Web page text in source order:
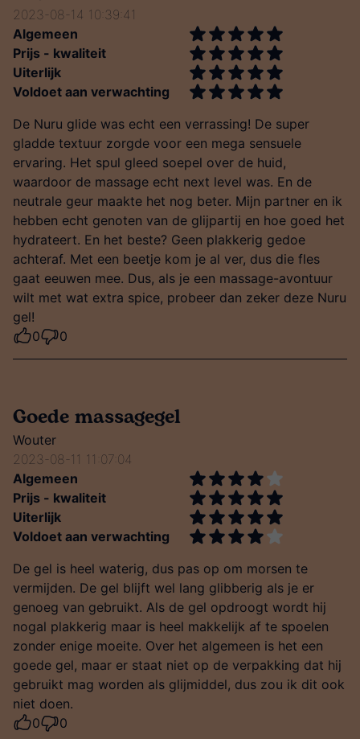
2023-08-14 10:39:41
Algemeen
Prijs - kwaliteit
Uiterlijk
Voldoet aan verwachting
De Nuru glide was echt een verrassing! De super
gladde textuur zorgde voor een mega sensuele
ervaring. Het spul gleed soepel over de huid,
waardoor de massage echt next level was. En de
neutrale geur maakte het nog beter. Mijn partner en ik
hebben echt genoten van de glijpartij en hoe goed het
hydrateert. En het beste? Geen plakkerig gedoe
achteraf. Met een beetje kom je al ver, dus die fles
gaat eeuwen mee. Dus, als je een massage-avontuur
wilt met wat extra spice, probeer dan zeker deze Nuru
gel!
0
0
Goede massagegel
Wouter
2023-08-11 11:07:04
Algemeen
Prijs - kwaliteit
Uiterlijk
Voldoet aan verwachting
De gel is heel waterig, dus pas op om morsen te
vermijden. De gel blijft wel lang glibberig als je er
genoeg van gebruikt. Als de gel opdroogt wordt hij
nogal plakkerig maar is heel makkelijk af te spoelen
zonder enige moeite. Over het algemeen is het een
goede gel, maar er staat niet op de verpakking dat hij
gebruikt mag worden als glijmiddel, dus zou ik dit ook
niet doen.
0
0